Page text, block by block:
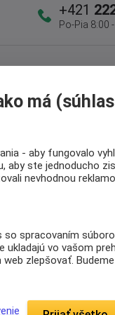
+421
Po-Pia 8:00
výberom
Nájdite
vyššie
Vďaka
ku
lamelami a
má
- aby fungovalo
aby ste jednoducho
nevhodnou
spracovaním
vo vašom
zlepšovať.